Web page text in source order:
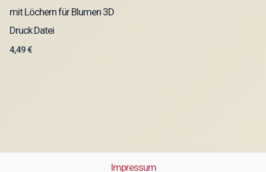
mit Löchern für Blumen 3D
Druck Datei
4,49€
Impressum